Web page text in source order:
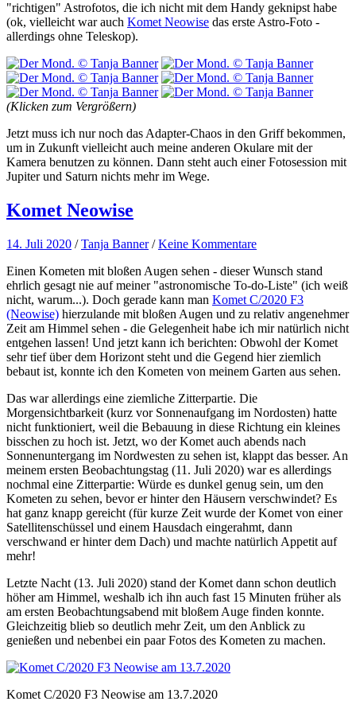
"richtigen" Astrofotos, die ich nicht mit dem Handy geknipst habe
(ok, vielleicht war auch Komet Neowise das erste Astro-Foto -
allerdings ohne Teleskop).
(Klicken zum Vergrößern)
Jetzt muss ich nur noch das Adapter-Chaos in den Griff bekommen,
um in Zukunft vielleicht auch meine anderen Okulare mit der
Kamera benutzen zu können. Dann steht auch einer Fotosession mit
Jupiter und Saturn nichts mehr im Wege.
Komet Neowise
14. Juli 2020 /Tanja Banner /Keine Kommentare
Einen Kometen mit bloßen Augen sehen - dieser Wunsch stand
ehrlich gesagt nie auf meiner "astronomische To-do-Liste" (ich weiß
nicht, warum...). Doch gerade kann man Komet C/2020 F3
(Neowise) hierzulande mit bloßen Augen und zu relativ angenehmer
Zeit am Himmel sehen - die Gelegenheit habe ich mir natürlich nicht
entgehen lassen! Und jetzt kann ich berichten: Obwohl der Komet
sehr tief über dem Horizont steht und die Gegend hier ziemlich
bebaut ist, konnte ich den Kometen von meinem Garten aus sehen.
Das war allerdings eine ziemliche Zitterpartie. Die
Morgensichtbarkeit (kurz vor Sonnenaufgang im Nordosten) hatte
nicht funktioniert, weil die Bebauung in diese Richtung ein kleines
bisschen zu hoch ist. Jetzt, wo der Komet auch abends nach
Sonnenuntergang im Nordwesten zu sehen ist, klappt das besser. An
meinem ersten Beobachtungstag (11. Juli 2020) war es allerdings
nochmal eine Zitterpartie: Würde es dunkel genug sein, um den
Kometen zu sehen, bevor er hinter den Häusern verschwindet? Es
hat ganz knapp gereicht (für kurze Zeit wurde der Komet von einer
Satellitenschüssel und einem Hausdach eingerahmt, dann
verschwand er hinter dem Dach) und machte natürlich Appetit auf
mehr!
Letzte Nacht (13. Juli 2020) stand der Komet dann schon deutlich
höher am Himmel, weshalb ich ihn auch fast 15 Minuten früher als
am ersten Beobachtungsabend mit bloßem Auge finden konnte.
Gleichzeitig blieb so deutlich mehr Zeit, um den Anblick zu
genießen und nebenbei ein paar Fotos des Kometen zu machen.
Komet C/2020 F3 Neowise am 13.7.2020